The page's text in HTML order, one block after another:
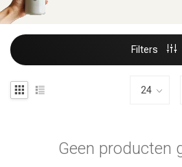
Filters
Geen producten